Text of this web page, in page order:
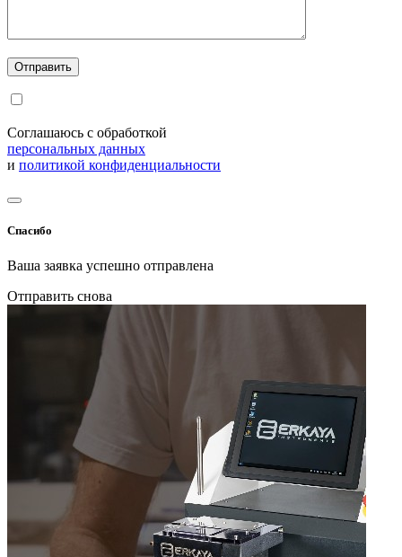
Соглашаюсь с обработкой
персональных данных
и политикой конфиденциальности
Спасибо
Ваша заявка успешно отправлена
Отправить снова